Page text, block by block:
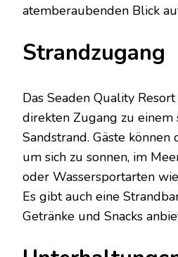
atemberaubenden Blick
Strandzugang
Das Seaden Quality
direkten Zugang zu einem
Sandstrand. Gäste können
um sich zu sonnen, im
oder Wassersportarten
Es gibt auch eine
Getränke und Snacks